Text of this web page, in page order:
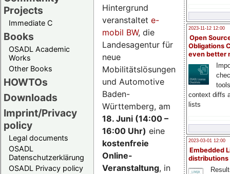
Projects
Immediate C
Books
OSADL Academic
Works
Other Books
HOWTOs
Downloads
Imprint/Privacy
policy
Legal documents
OSADL
Datenschutzerklärung
OSADL Privacy policy
2023-11-12 12:00
Open
Obligations
even better
context diffs
lists
2023-03-01 12:00
Embedded
distributions
Hintergrund
veranstaltet e-
mobil BW, die
Landesagentur für
neue
Mobilitätslösungen
und Automotive
Baden-
Württemberg, am
18. Juni (14:00 –
16:00 Uhr) eine
kostenfreie
Online-
Veranstaltung, in